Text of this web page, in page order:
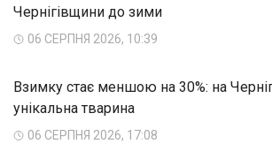
Чернігівщини до зими
06 СЕРПНЯ 2026, 10:39
Взимку стає меншою на 30%: на
унікальна тварина
06 СЕРПНЯ 2026, 17:08